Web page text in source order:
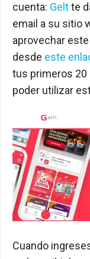
cuenta: Geltte
email a su sitio
aprovechar
desde este
tus primeros 20
poder utilizar
Cuando